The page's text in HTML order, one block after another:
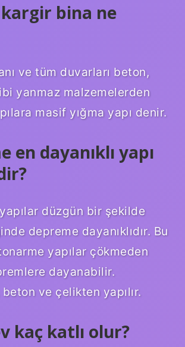
bina ne
ve tüm duvarları beton,
yanmaz malzemelerden
masif yığma yapı denir.
en dayanıklı yapı
düzgün bir şekilde
depreme dayanıklıdır. Bu
yapılar çökmeden
dayanabilir.
ve çelikten yapılır.
kaç katlı olur?